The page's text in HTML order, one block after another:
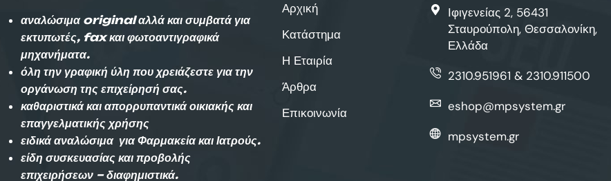
αναλώσιμα original αλλά και συμβατά για
εκτυπωτές, fax και φωτοαντιγραφικά
μηχανήματα.
όλη την γραφική ύλη που χρειάζεστε για την
οργάνωση της επιχείρησή σας.
καθαριστικά και απορρυπαντικά οικιακής και
επαγγελματικής χρήσης
ειδικά αναλώσιμα για Φαρμακεία και Ιατρούς.
είδη συσκευασίας και προβολής
επιχειρήσεων – διαφημιστικά.
Αρχική
Κατάστημα
Η Εταιρία
Άρθρα
Επικοινωνία
Ιφιγενείας 2, 56431
Σταυρούπολη, Θεσσαλονίκη,
Ελλάδα
2310.951961 & 2310.911500
eshop@mpsystem.gr
mpsystem.gr